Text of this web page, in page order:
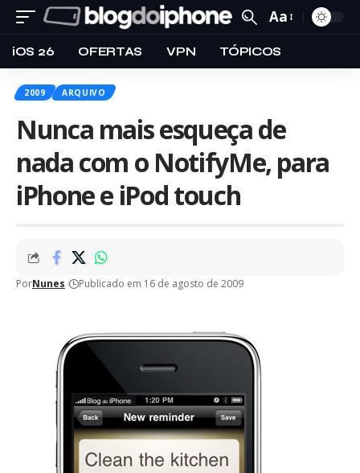
Aa
iOS 26 OFERTAS VPN TÓPICOS
2009 ARQUIVO
Nunca mais esqueça de
nada com o NotifyMe, para
iPhone e iPod touch
PorNunes Publicado em 16 de agosto de 2009